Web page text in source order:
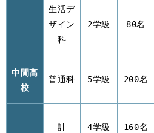
生活デ
ザイン
科
2学級 80名
中間高
校
普通科 5学級 200名
計 4学級 160名